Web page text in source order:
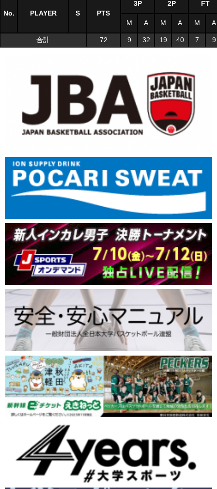
No. PLAYER S PTS
3P 2P FT
M A M A M A
合計 72 9 32 19 40 7 9